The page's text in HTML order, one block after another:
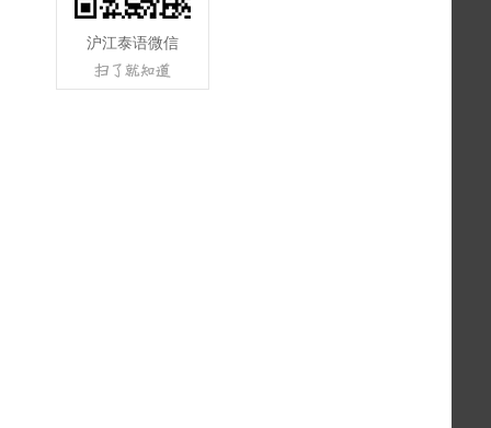
沪江泰语微信